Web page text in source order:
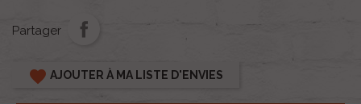
Partager
favorite AJOUTER À MA LISTE D'ENVIES